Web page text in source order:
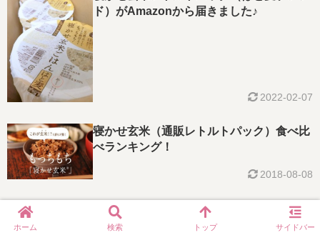
ド）がAmazonから届きました♪
2022-02-07
寝かせ玄米（通販レトルトパック）食べ比
べランキング！
2018-08-08
© 2014 yukolog.
ホーム 検索 トップ サイドバー